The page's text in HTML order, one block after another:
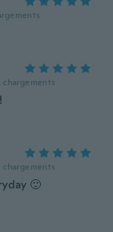
chargements
chargements
🙂